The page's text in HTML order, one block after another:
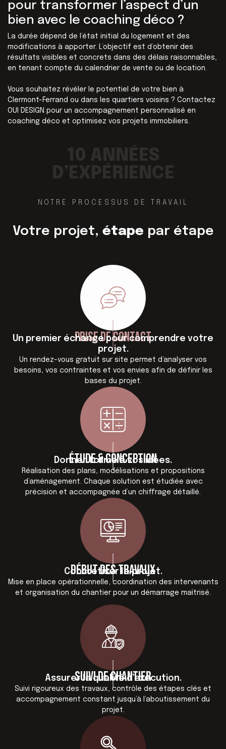
pour transformer l’aspect d’un
bien avec le coaching déco ?
La durée dépend de l’état initial du logement et des
modifications à apporter. L’objectif est d’obtenir des
résultats visibles et concrets dans des délais raisonnables,
en tenant compte du calendrier de vente ou de location.
Vous souhaitez révéler le potentiel de votre bien à
Clermont-Ferrand ou dans les quartiers voisins ? Contactez
OUI DESIGN pour un accompagnement personnalisé en
coaching déco et optimisez vos projets immobiliers.
NOTRE PROCESSUS DE TRAVAIL
Votre projet, étape par étape
Prise de contact
Un premier échange pour comprendre votre
projet.
Un rendez-vous gratuit sur site permet d’analyser vos
besoins, vos contraintes et vos envies afin de définir les
bases du projet.
Étude & conception
Donner forme à vos idées.
Réalisation des plans, modélisations et propositions
d’aménagement. Chaque solution est étudiée avec
précision et accompagnée d’un chiffrage détaillé.
Début des travaux
Concrétiser le projet.
Mise en place opérationnelle, coordination des intervenants
et organisation du chantier pour un démarrage maîtrisé.
Suivi de chantier
Assurer la qualité d’exécution.
Suivi rigoureux des travaux, contrôle des étapes clés et
accompagnement constant jusqu’à l’aboutissement du
projet.